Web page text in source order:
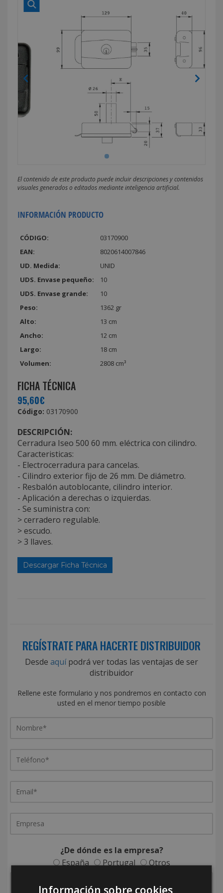
El contenido de este producto puede incluir descripciones y contenidos
visuales generados o editados mediante inteligencia artificial.
INFORMACIÓN PRODUCTO
CÓDIGO:
03170900
EAN:
8020614007846
UD. Medida:
UNID
UDS. Envase pequeño:
10
UDS. Envase grande:
10
Peso:
1362 gr
Alto:
13 cm
Ancho:
12 cm
Largo:
18 cm
Volumen:
2808 cm³
FICHA TÉCNICA
95,60€
Código: 03170900
DESCRIPCIÓN:
Cerradura Iseo 500 60 mm. eléctrica con cilindro.
Caracteristicas:
- Electrocerradura para cancelas.
- Cilindro exterior fijo de 26 mm. De diámetro.
- Resbalón autoblocante, cilindro interior.
- Aplicación a derechas o izquierdas.
- Se suministra con:
> cerradero regulable.
> escudo.
> 3 llaves.
Descargar Ficha Técnica
REGÍSTRATE PARA HACERTE DISTRIBUIDOR
Desde aquípodrá ver todas las ventajas de ser
distribuidor
Rellene este formulario y nos pondremos en contacto con
usted en el menor tiempo posible
¿De dónde es la empresa?
España
Portugal Otros
Información sobre cookies